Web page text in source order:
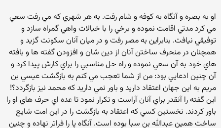
او به بصره و آنگاه به کوفه و شام رفت. به هر شهري که مي رفت سعي
مي کرد مدتي اقامت نموده و برخي را با خيالات واهي گمراه سازد و
توفيقي نيافت. بنابراين به مصر رفت و در ميان آنان سکونت گزيد و
همچنان در منحرف ساختن آنان از دين شان و افزودن گفته ها و بافته
هاي خود به آن سعي نموده و راه حل مناسبي را براي کارش پيدا کرد و
آن چنين ادعايي بود: من از شما تعجب مي کنم به بازگشت عيسي بن
مريم به اين جهان اعتقاد داريد و باور نمي داريد که محمد نيز بازگردد؟!
اين گفته را آنقدر براي آنان آراست و تکرار نمود تا عده اي حرف هاي او را
باور کردند. نخستين کسي که اعتقاد به بازگشت را در اين امت شايع
ساخت همين عبدالله بن سبأ بوده است. آنگاه پا را فراتر نهاده و چنين